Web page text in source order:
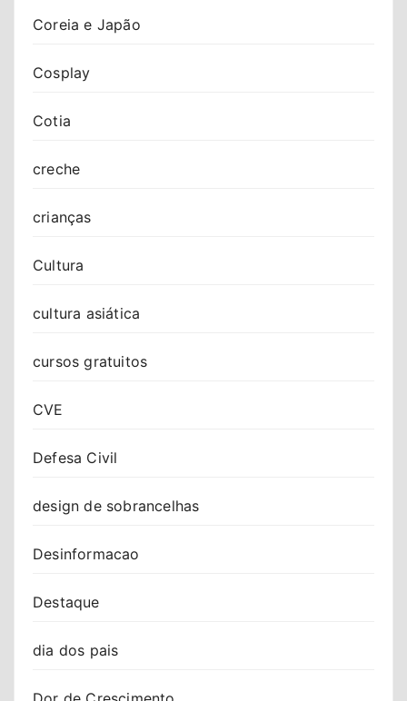
Coreia e Japão
Cosplay
Cotia
creche
crianças
Cultura
cultura asiática
cursos gratuitos
CVE
Defesa Civil
design de sobrancelhas
Desinformacao
Destaque
dia dos pais